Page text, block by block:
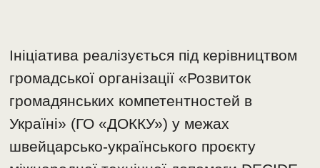
Ініціатива реалізується під керівництвом
громадської організації «Розвиток
громадянських компетентностей в
Україні» (ГО «ДОККУ») у межах
швейцарсько-українського проєкту